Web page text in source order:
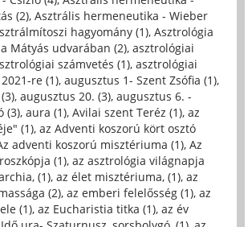
(2), Asztrális hermeneutika - Wieber
hagyomány (1), Asztrológia
Mátyás udvarában (2), asztrológiai
számvetés (1), asztrológiai
re (1), augusztus 1- Szent Zsófia (1),
, augusztus 20. (3), augusztus 6. -
(3), aura (1), Avilai szent Teréz (1), az
(1), az Adventi koszorú kört osztó
adventi koszorú misztériuma (1), Az
(1), az asztrológia világnapja
(1), az élet misztériuma, (1), az
(2), az emberi felelősség (1), az
(1), az Eucharistia titka (1), az év